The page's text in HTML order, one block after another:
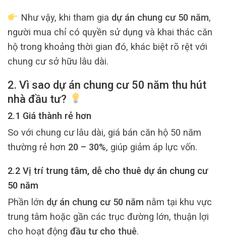
Như vậy, khi tham gia dự án chung cư 50 năm,
người mua chỉ có quyền sử dụng và khai thác căn
hộ trong khoảng thời gian đó, khác biệt rõ rệt với
chung cư sở hữu lâu dài.
2. Vì sao dự án chung cư 50 năm thu hút
nhà đầu tư?
2.1 Giá thành rẻ hơn
So với chung cư lâu dài, giá bán căn hộ 50 năm
thường rẻ hơn 20 – 30%, giúp giảm áp lực vốn.
2.2 Vị trí trung tâm, dễ cho thuê dự án chung cư
50 năm
Phần lớn dự án chung cư 50 năm nằm tại khu vực
trung tâm hoặc gần các trục đường lớn, thuận lợi
cho hoạt động đầu tư cho thuê.